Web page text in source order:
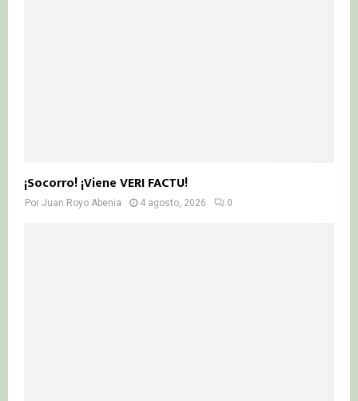
¡Socorro! ¡Viene VERI FACTU!
Por Juan Royo Abenia 4 agosto, 2026 0